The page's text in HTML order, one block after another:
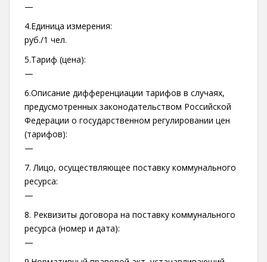
—
4.Единица измерения:
руб./1 чел.
5.Тариф (цена):
—
6.Описание дифференциации тарифов в случаях,
предусмотренных законодательством Российской
Федерации о государственном регулировании цен
(тарифов):
—
7. Лицо, осуществляющее поставку коммунального
ресурса:
—
8. Реквизиты договора на поставку коммунального
ресурса (номер и дата):
—